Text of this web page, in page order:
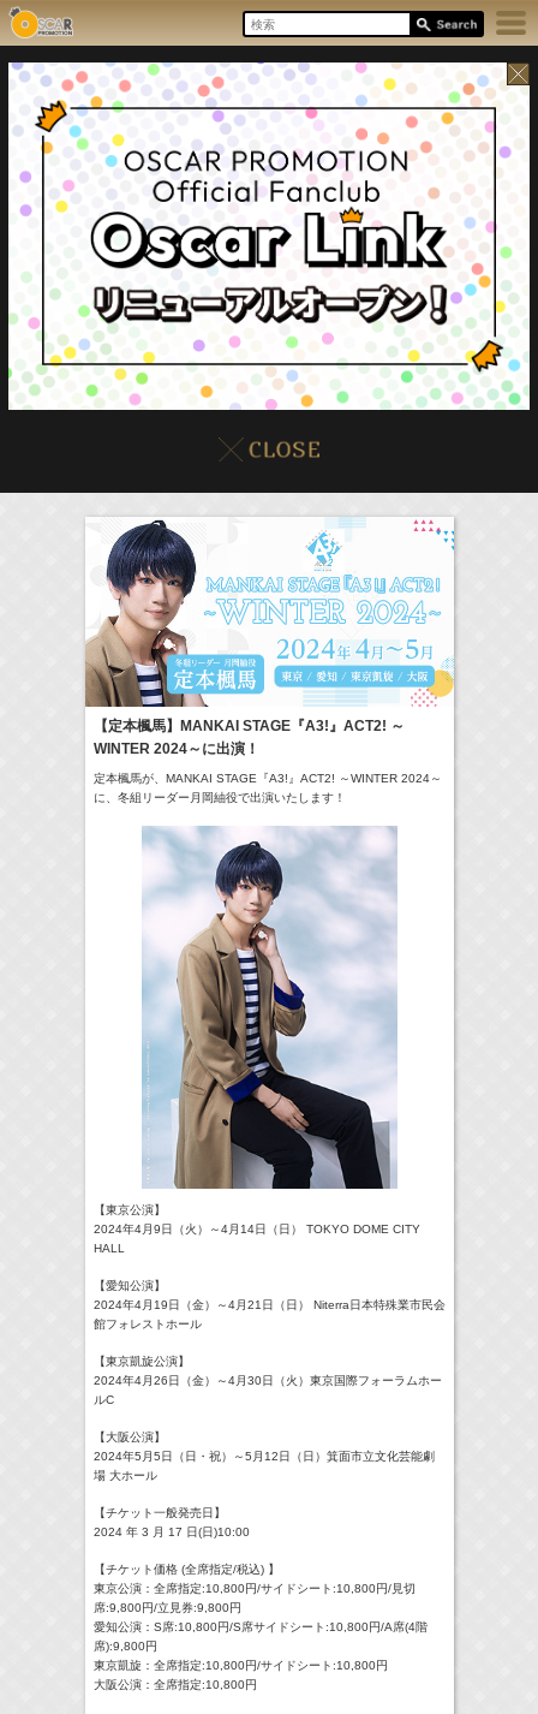
本日の出演情報 イベント 販売情報
6:35-7:00
(TV) NHK俳句 庄司浩平
07:30-08:30
(TV)
8:00-8:24
(TV) やさいの時間 里山菜園 有機のチカラ牧田習
09:54-
(TV) サンデー・ジャポン 藤田ニコル
11:45-12:45
(TV) スクール革命！ 髙橋ひかる
【定本楓馬】MANKAI STAGE『A3!』ACT2! ～
WINTER 2024～に出演！
定本楓馬が、MANKAI STAGE『A3!』ACT2! ～WINTER 2024～
に、冬組リーダー月岡紬役で出演いたします！
【東京公演】
2024年4月9日（火）～4月14日（日） TOKYO DOME CITY
HALL
【愛知公演】
2024年4月19日（金）～4月21日（日） Niterra日本特殊業市民会
館フォレストホール
【東京凱旋公演】
2024年4月26日（金）～4月30日（火）東京国際フォーラムホー
ルC
【大阪公演】
2024年5月5日（日・祝）～5月12日（日）箕面市立文化芸能劇
場 大ホール
【チケット一般発売日】
2024 年 3 月 17 日(日)10:00
【チケット価格 (全席指定/税込) 】
東京公演：全席指定:10,800円/サイドシート:10,800円/見切
席:9,800円/立見券:9,800円
愛知公演：S席:10,800円/S席サイドシート:10,800円/A席(4階
席):9,800円
東京凱旋：全席指定:10,800円/サイドシート:10,800円
大阪公演：全席指定:10,800円